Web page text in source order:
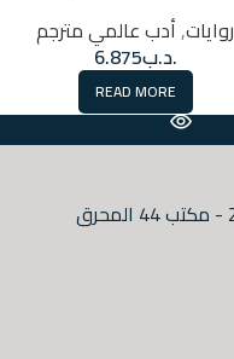
روايات,أدب عالمي مترجم
.د.ب6.875
READ MORE